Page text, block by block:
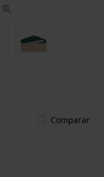
Comparar